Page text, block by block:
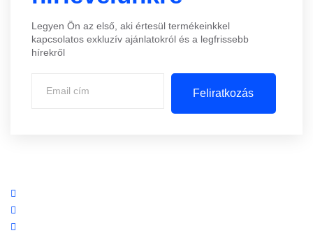
Legyen Ön az első, aki értesül termékeinkkel
kapcsolatos exkluzív ajánlatokról és a legfrissebb
hírekről
Feliratkozás